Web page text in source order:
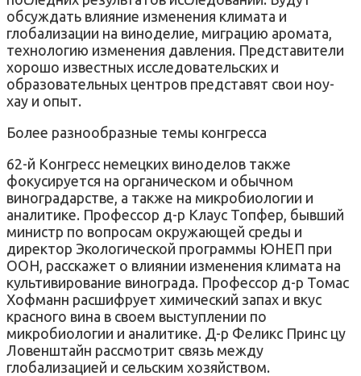
обсуждать влияние изменения климата и
глобализации на виноделие, миграцию аромата,
технологию изменения давления. Представители
хорошо известных исследовательских и
образовательных центров представят свои ноу-
хау и опыт.
Более разнообразные темы конгресса
62-й Конгресс немецких виноделов также
фокусируется на органическом и обычном
виноградарстве, а также на микробиологии и
аналитике. Профессор д-р Клаус Топфер, бывший
министр по вопросам окружающей среды и
директор Экологической программы ЮНЕП при
ООН, расскажет о влиянии изменения климата на
культивирование винограда. Профессор д-р Томас
Хофманн расшифрует химический запах и вкус
красного вина в своем выступлении по
микробиологии и аналитике. Д-р Феликс Принс цу
Ловенштайн рассмотрит связь между
глобализацией и сельским хозяйством.